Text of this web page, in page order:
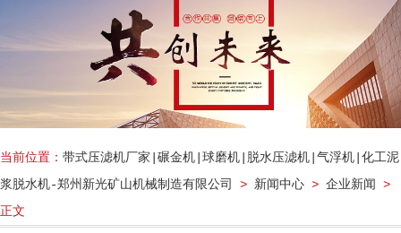
当前位置： 带式压滤机厂家|碾金机|球磨机|脱水压滤机|气浮机|化工泥
浆脱水机-郑州新光矿山机械制造有限公司
> 新闻中心 > 企业新闻
>
正文